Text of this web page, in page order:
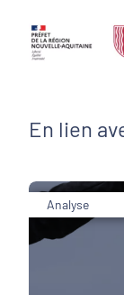
En lien
Analyse